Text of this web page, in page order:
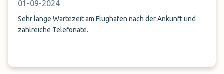
01-09-2024
Sehr lange Wartezeit am Flughafen nach der Ankunft und
zahlreiche Telefonate.